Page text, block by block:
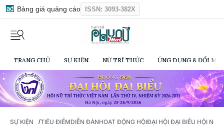
Bảng giá quảng cáo ISSN: 3093-382X
TRANG CHỦ SỰ KIỆN NỮ TRÍ THỨC ỨNG DỤNG & ĐỔI
SỰ KIỆN /TIÊU ĐIỂMDIỄN ĐÀNHOẠT ĐỘNG HỘIĐẠI HỘI ĐẠI BIỂU HỘI NỮ